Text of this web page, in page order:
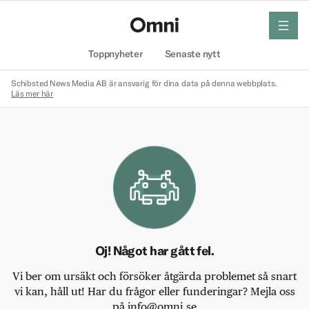
Toppnyheter Senaste nytt
meny
Schibsted News Media AB är ansvarig för dina data på denna webbplats.
Läs mer här
Oj! Något har gått fel.
Vi ber om ursäkt och försöker åtgärda problemet så snart
vi kan, håll ut! Har du frågor eller funderingar? Mejla oss